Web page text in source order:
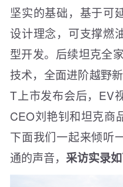
坚实的基础，基于可
设计理念，可支撑燃
型开发。后续坦克全
技术，全面进阶越野
T上市发布会后，EV
CEO刘艳钊和坦克商
下面我们一起来倾听
通的声音， 采访实录如